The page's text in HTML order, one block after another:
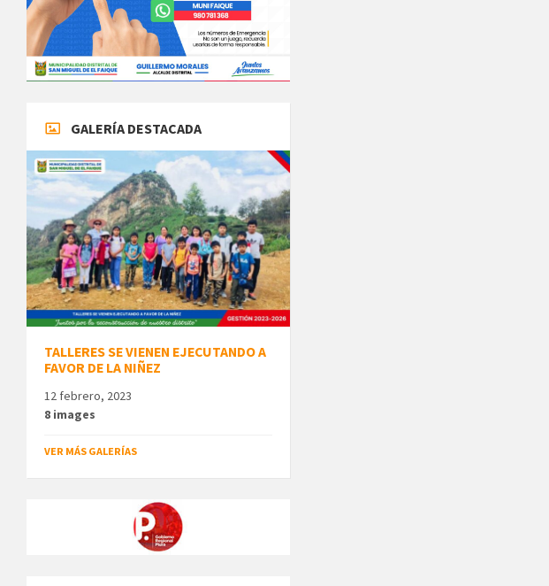
GALERÍA DESTACADA
TALLERES SE VIENEN EJECUTANDO A
FAVOR DE LA NIÑEZ
12 febrero, 2023
8 images
VER MÁS GALERÍAS